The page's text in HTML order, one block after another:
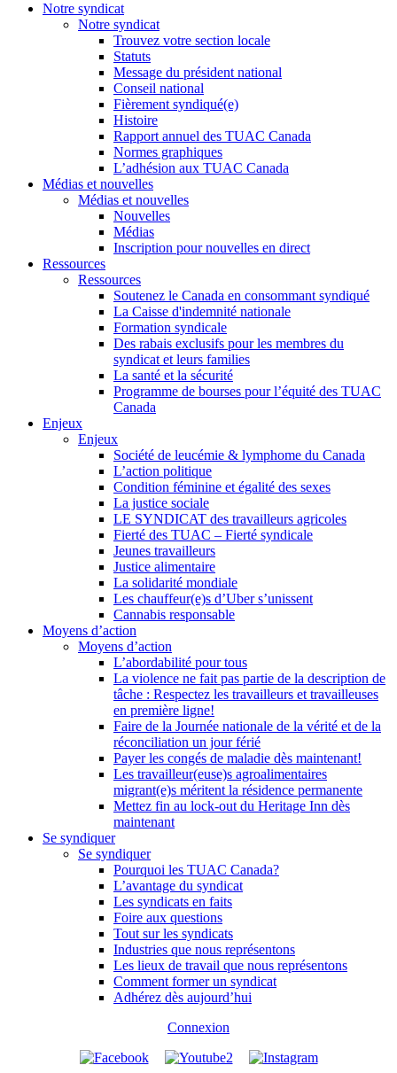
Notre syndicat
Notre syndicat
Trouvez votre section locale
Statuts
Message du président national
Conseil national
Fièrement syndiqué(e)
Histoire
Rapport annuel des TUAC Canada
Normes graphiques
L’adhésion aux TUAC Canada
Médias et nouvelles
Médias et nouvelles
Nouvelles
Médias
Inscription pour nouvelles en direct
Ressources
Ressources
Soutenez le Canada en consommant syndiqué
La Caisse d'indemnité nationale
Formation syndicale
Des rabais exclusifs pour les membres du
syndicat et leurs families
La santé et la sécurité
Programme de bourses pour l’équité des TUAC
Canada
Enjeux
Enjeux
Société de leucémie & lymphome du Canada
L’action politique
Condition féminine et égalité des sexes
La justice sociale
LE SYNDICAT des travailleurs agricoles
Fierté des TUAC – Fierté syndicale
Jeunes travailleurs
Justice alimentaire
La solidarité mondiale
Les chauffeur(e)s d’Uber s’unissent
Cannabis responsable
Moyens d’action
Moyens d’action
L’abordabilité pour tous
La violence ne fait pas partie de la description de
tâche : Respectez les travailleurs et travailleuses
en première ligne!
Faire de la Journée nationale de la vérité et de la
réconciliation un jour férié
Payer les congés de maladie dès maintenant!
Les travailleur(euse)s agroalimentaires
migrant(e)s méritent la résidence permanente
Mettez fin au lock-out du Heritage Inn dès
maintenant
Se syndiquer
Se syndiquer
Pourquoi les TUAC Canada?
L’avantage du syndicat
Les syndicats en faits
Foire aux questions
Tout sur les syndicats
Industries que nous représentons
Les lieux de travail que nous représentons
Comment former un syndicat
Adhérez dès aujourd’hui
Connexion